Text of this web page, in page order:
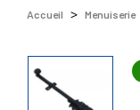
Accueil Menuiserie